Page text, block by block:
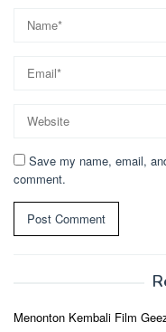
Save my name, email,
comment.
Menonton Kembali Film